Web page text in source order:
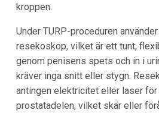
kroppen.
Under TURP-proceduren
resekoskop, vilket är ett tunt,
genom penisens spets och in i
kräver inga snitt eller stygn.
antingen elektricitet eller laser för
prostatadelen, vilket skär eller